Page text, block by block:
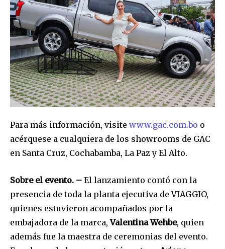
or click the subscribe button below. Don't worry, we respect
your privacy and won't spam your inbox. Your information is
safe with us.
SUBSCRIBE
Para más información, visite www.gac.com.bo o
acérquese a cualquiera de los showrooms de GAC
en Santa Cruz, Cochabamba, La Paz y El Alto.
Sobre el evento. – El lanzamiento contó con la
presencia de toda la planta ejecutiva de VIAGGIO,
quienes estuvieron acompañados por la
embajadora de la marca,Valentina Wehbe, quien
además fue la maestra de ceremonias del evento.